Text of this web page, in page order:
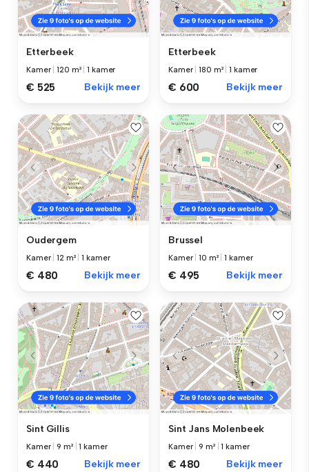
Etterbeek
Kamer |120 m² |1 kamer
€ 525 Bekijk meer
Etterbeek
Kamer |180 m² |1 kamer
€ 600 Bekijk meer
Oudergem
Kamer |12 m² |1 kamer
€ 480 Bekijk meer
Brussel
Kamer |10 m² |1 kamer
€ 495 Bekijk meer
Sint Gillis
Kamer |9 m² |1 kamer
€ 440 Bekijk meer
Sint Jans Molenbeek
Kamer |9 m² |1 kamer
€ 480 Bekijk meer